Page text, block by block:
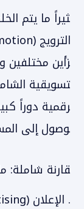
جزأين
الرقمية دوراً
للوصول إلى
مقارنة شاملة: